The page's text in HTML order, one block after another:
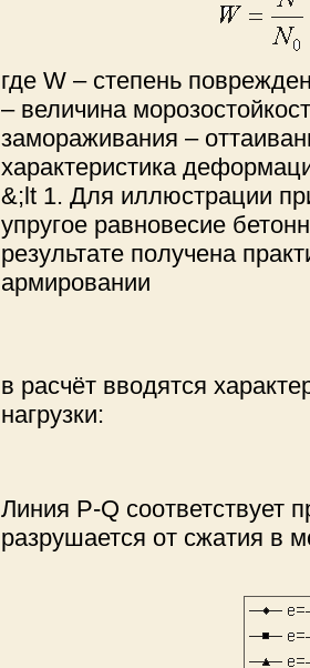
где W – степень
– величина
замораживания –
характеристика
&;lt 1. Для иллюстрации
упругое равновесие
результате получена
армировании
в расчёт вводятся
нагрузки:
Линия P-Q соответствует
разрушается от сжатия в